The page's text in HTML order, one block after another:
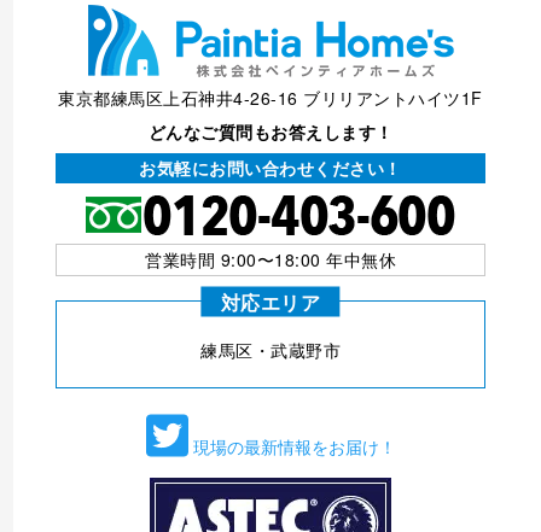
東京都練馬区上石神井4-26-16 ブリリアントハイツ1F
どんなご質問もお答えします！
お気軽にお問い合わせください！
営業時間 9:00〜18:00 年中無休
対応エリア
練⾺区・武蔵野市
現場の最新情報をお届け！